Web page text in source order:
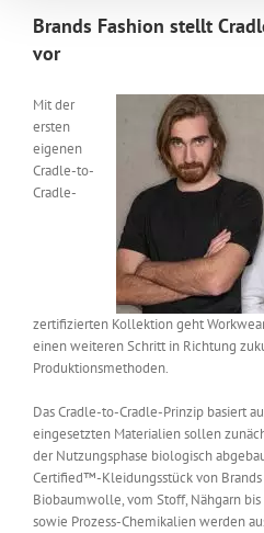
Kontakt
Messen & Events
Wissen
Product Guide
Jobshop
Brands Fashion stellt
vor
Mit der
ersten
eigenen
Cradle-to-
Cradle-
zertifizierten Kollektion geht
einen weiteren Schritt in Richtung
Produktionsmethoden.
Das Cradle-to-Cradle-Prinzip basiert
eingesetzten Materialien sollen
der Nutzungsphase biologisch
Certified™-Kleidungsstück von
Biobaumwolle, vom Stoff, Nähgarn
sowie Prozess-Chemikalien werden